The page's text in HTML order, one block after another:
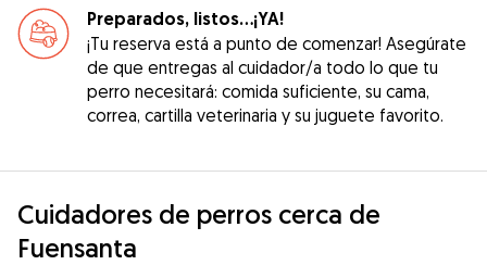
Preparados, listos...¡YA!
¡Tu reserva está a punto de comenzar! Asegúrate
de que entregas al cuidador/a todo lo que tu
perro necesitará: comida suficiente, su cama,
correa, cartilla veterinaria y su juguete favorito.
Cuidadores de perros cerca de
Fuensanta